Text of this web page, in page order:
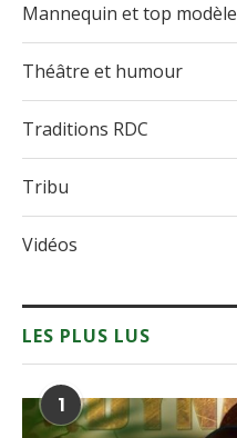
Mannequin et top modèle
Théâtre et humour
Traditions RDC
Tribu
Vidéos
LES PLUS LUS
1